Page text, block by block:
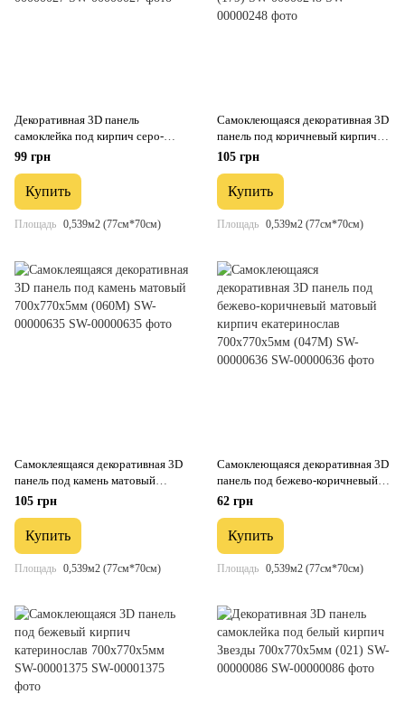
Декоративная 3D панель
самоклейка под кирпич серо-
синий Екатеринославский
99 грн
Купить
Площадь 0,539м2 (77см*70см)
Самоклеющаяся декоративная 3D
панель под коричневый кирпич
екатеринослав 700x770x5мм
105 грн
Купить
Площадь 0,539м2 (77см*70см)
Самоклеящаяся декоративная 3D
панель под камень матовый
700х770х5мм (060M) SW-
105 грн
Купить
Площадь 0,539м2 (77см*70см)
Самоклеющаяся декоративная 3D
панель под бежево-коричневый
матовый кирпич екатеринослав
00000636
62 грн
Купить
Площадь 0,539м2 (77см*70см)